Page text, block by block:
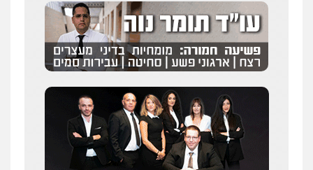
עו"ד יפעת שוורץ סיל
פלילי תעבורה
0523379525
עו"ד אליה חן ברק
פלילי פשיעה חמורה ליווי וייצוג בחקירות
ומעצרים אסירים נוער
0525914163